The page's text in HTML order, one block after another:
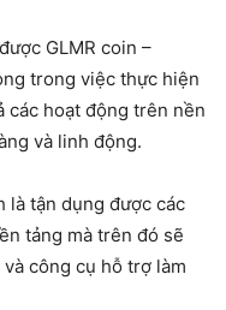
GLMR coin –
trong việc thực hiện
các hoạt động trên nền
và linh động.
là tận dụng được các
tảng mà trên đó sẽ
công cụ hỗ trợ làm